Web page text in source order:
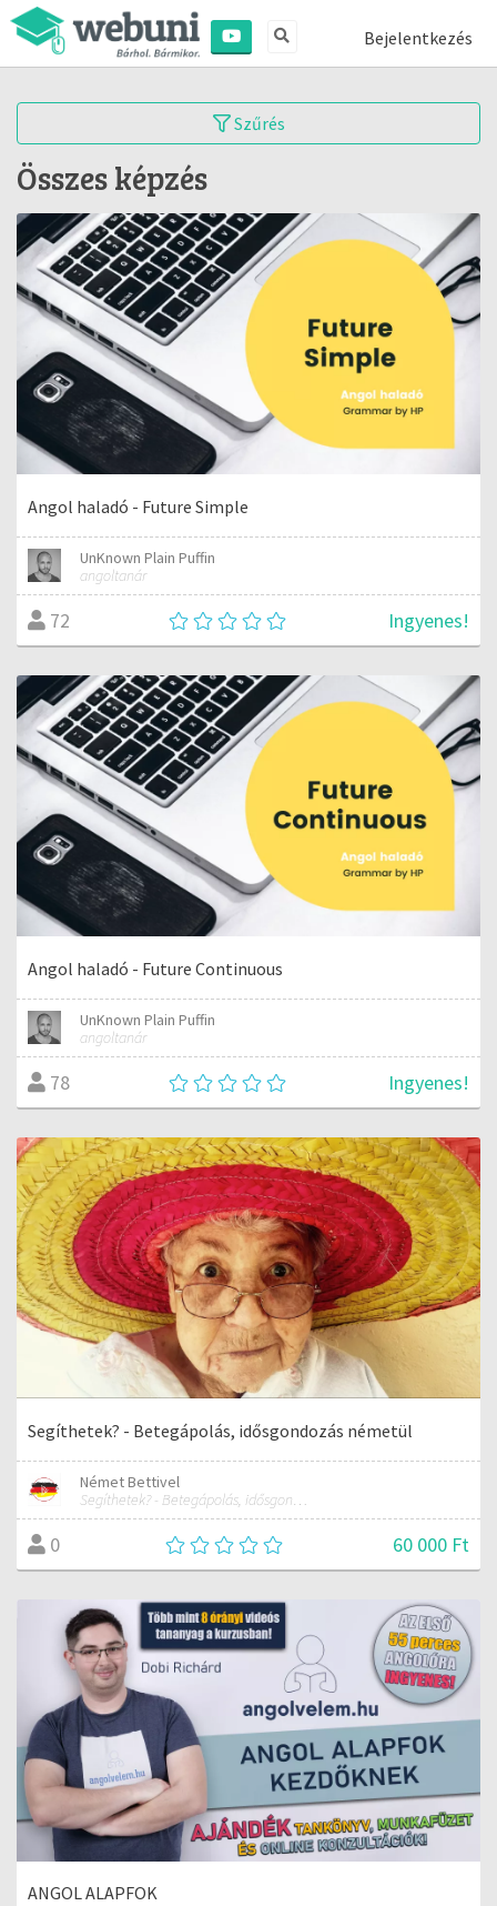
Bejelentkezés
Szűrés
Összes képzés
Angol haladó - Future Simple
UnKnown Plain Puffin
angoltanár
72 Ingyenes!
Angol haladó - Future Continuous
UnKnown Plain Puffin
angoltanár
78 Ingyenes!
Segíthetek? - Betegápolás, idősgondozás németül
Német Bettivel
Segíthetek? - Betegápolás, idősgondozás németül
0 60 000 Ft
ANGOL ALAPFOK